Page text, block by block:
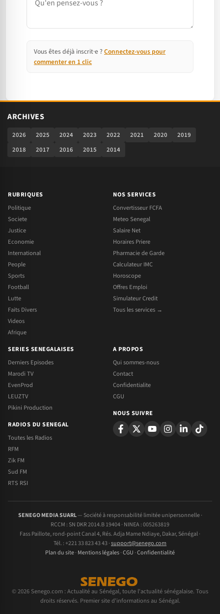
Vous êtes déjà inscrit·e ? Connectez-vous pour
commenter en 1 clic
ARCHIVES
2026 2025 2024 2023 2022 2021 2020
2019
2018
2017 2016 2015 2014
RUBRIQUES
Politique
Societe
Justice
Economie
International
People
Sports
Football
Lutte
Faits Divers
Videos
Afrique
NOS SERVICES
Convertisseur FCFA
Meteo Senegal
Salaire Net
Horaires Priere
Pharmacie de Garde
Calculateur IMC
Horoscope
Offres Emploi
Simulateur Credit
Tous les services →
SERIES SENEGALAISES
Derniers Episodes
Marodi TV
EvenProd
LEUZTV
Pikini Production
RADIOS DU SENEGAL
Toutes les Radios
RFM
Zik FM
Sud FM
RTS RSI
A PROPOS
Qui sommes-nous
Contact
Confidentialite
CGU
NOUS SUIVRE
SENEGO MEDIA SUARL— Société à responsabilité limitée unipersonnelle ·
RCCM : SN DKR 2014.B 19404 · NINEA : 005263819
Fass Paillote, rond-point Canal 4, Rés. Adja Mame Ndiaye, Dakar, Sénégal ·
Tél. : +221 33 823 43 43 ·support@senego.com
Plan du site· Mentions légales·CGU ·Confidentialité
© 2026 Senego.com : Actualité au Sénégal, toute l'actualité sénégalaise. Tous
droits réservés. Premier site d'informations au Sénégal.